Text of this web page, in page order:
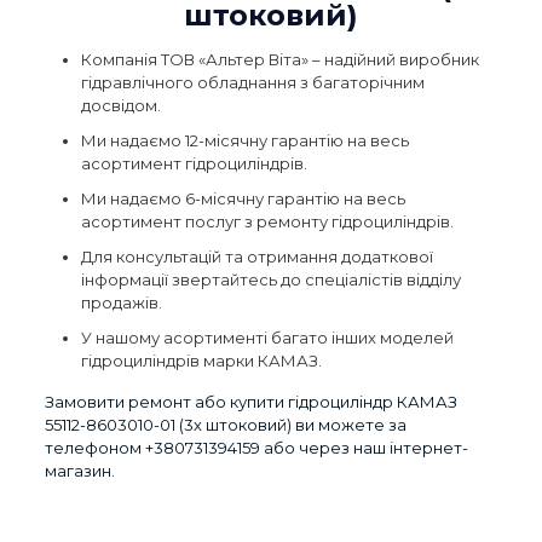
штоковий)
Компанія ТОВ «Альтер Віта» – надійний виробник
гідравлічного обладнання з багаторічним
досвідом.
Ми надаємо 12-місячну гарантію на весь
асортимент гідроциліндрів.
Ми надаємо 6-місячну гарантію на весь
асортимент послуг з ремонту гідроциліндрів.
Для консультацій та отримання додаткової
інформації звертайтесь до спеціалістів відділу
продажів.
У нашому асортименті багато інших моделей
гідроциліндрів марки КАМАЗ.
Замовити ремонт або купити гідроциліндр КАМАЗ
55112-8603010-01 (3х штоковий) ви можете за
телефоном +380731394159 або через наш інтернет-
магазин.